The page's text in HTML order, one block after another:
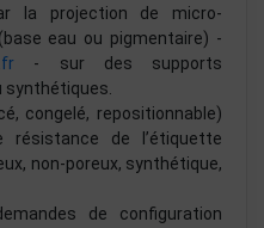
la projection de micro-
eau ou pigmentaire) -
- sur des supports
synthétiques.
congelé, repositionnable)
de l’étiquette
non-poreux, synthétique,
de configuration